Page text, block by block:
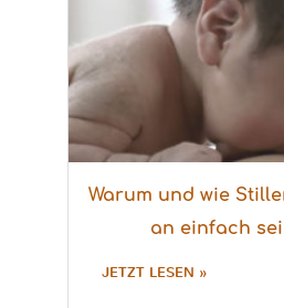
Warum und wie
an einfach
JETZT LESEN »